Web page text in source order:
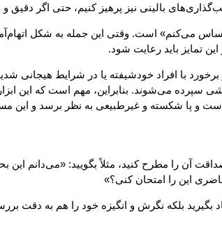
بالینی نیز پرهیز کنیم، حتی اگر
می‌کنم» است. وقتی این جمله به شکل
تمایز باید رعایت شود.
برخورد با افراد خودشیفته یا در شرایط
می‌شوند. بنابراین، مهم است که این
و پا شکسته و غیرطبیعی به نظر برسد و این
آن را مطرح کنید، مثلاً بگویید: «می‌دانم این
این را امتحان کنی؟»
یاد بگیرید بلکه نگرش و انگیزه خود را هم به